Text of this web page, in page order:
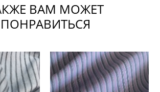
ВАМ МОЖЕТ
ПОНРАВИТЬСЯ